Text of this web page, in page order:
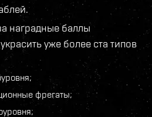
наградные баллы
уже более ста типов
фрегаты;